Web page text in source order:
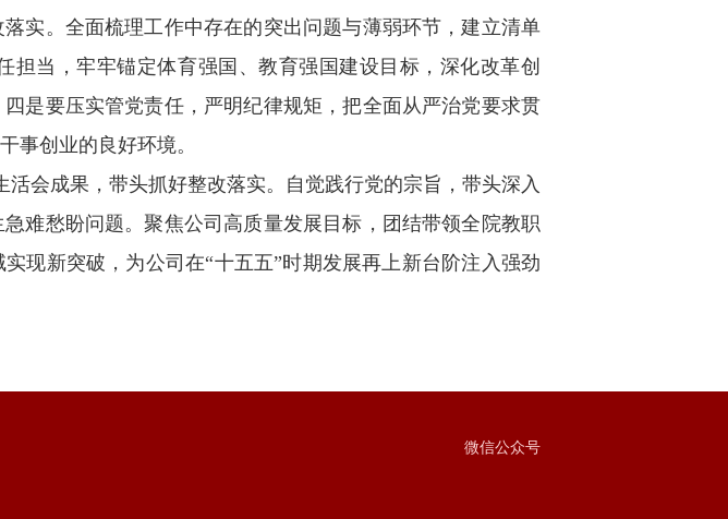
实。全面梳理工作中存在的突出问题与薄弱环节，建立清单
当，牢牢锚定体育强国、教育强国建设目标，深化改革创
是要压实管党责任，严明纪律规矩，把全面从严治党要求贯
事创业的良好环境。
会成果，带头抓好整改落实。自觉践行党的宗旨，带头深入
难愁盼问题。聚焦公司高质量发展目标，团结带领全院教职
现新突破，为公司在“十五五”时期发展再上新台阶注入强劲
微信公众号